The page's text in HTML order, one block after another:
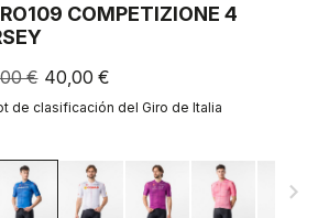
COMPETIZIONE 4
€ 40,00 €
de clasificación del Giro de Italia
navigate_next